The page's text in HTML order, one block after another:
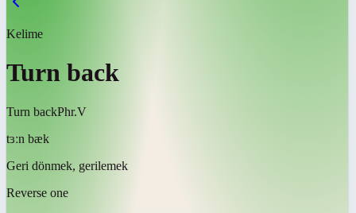
Kelime
Turn back
Turn backPhr.V
tɜːn bæk
Geri dönmek, gerilemek
Reverse one